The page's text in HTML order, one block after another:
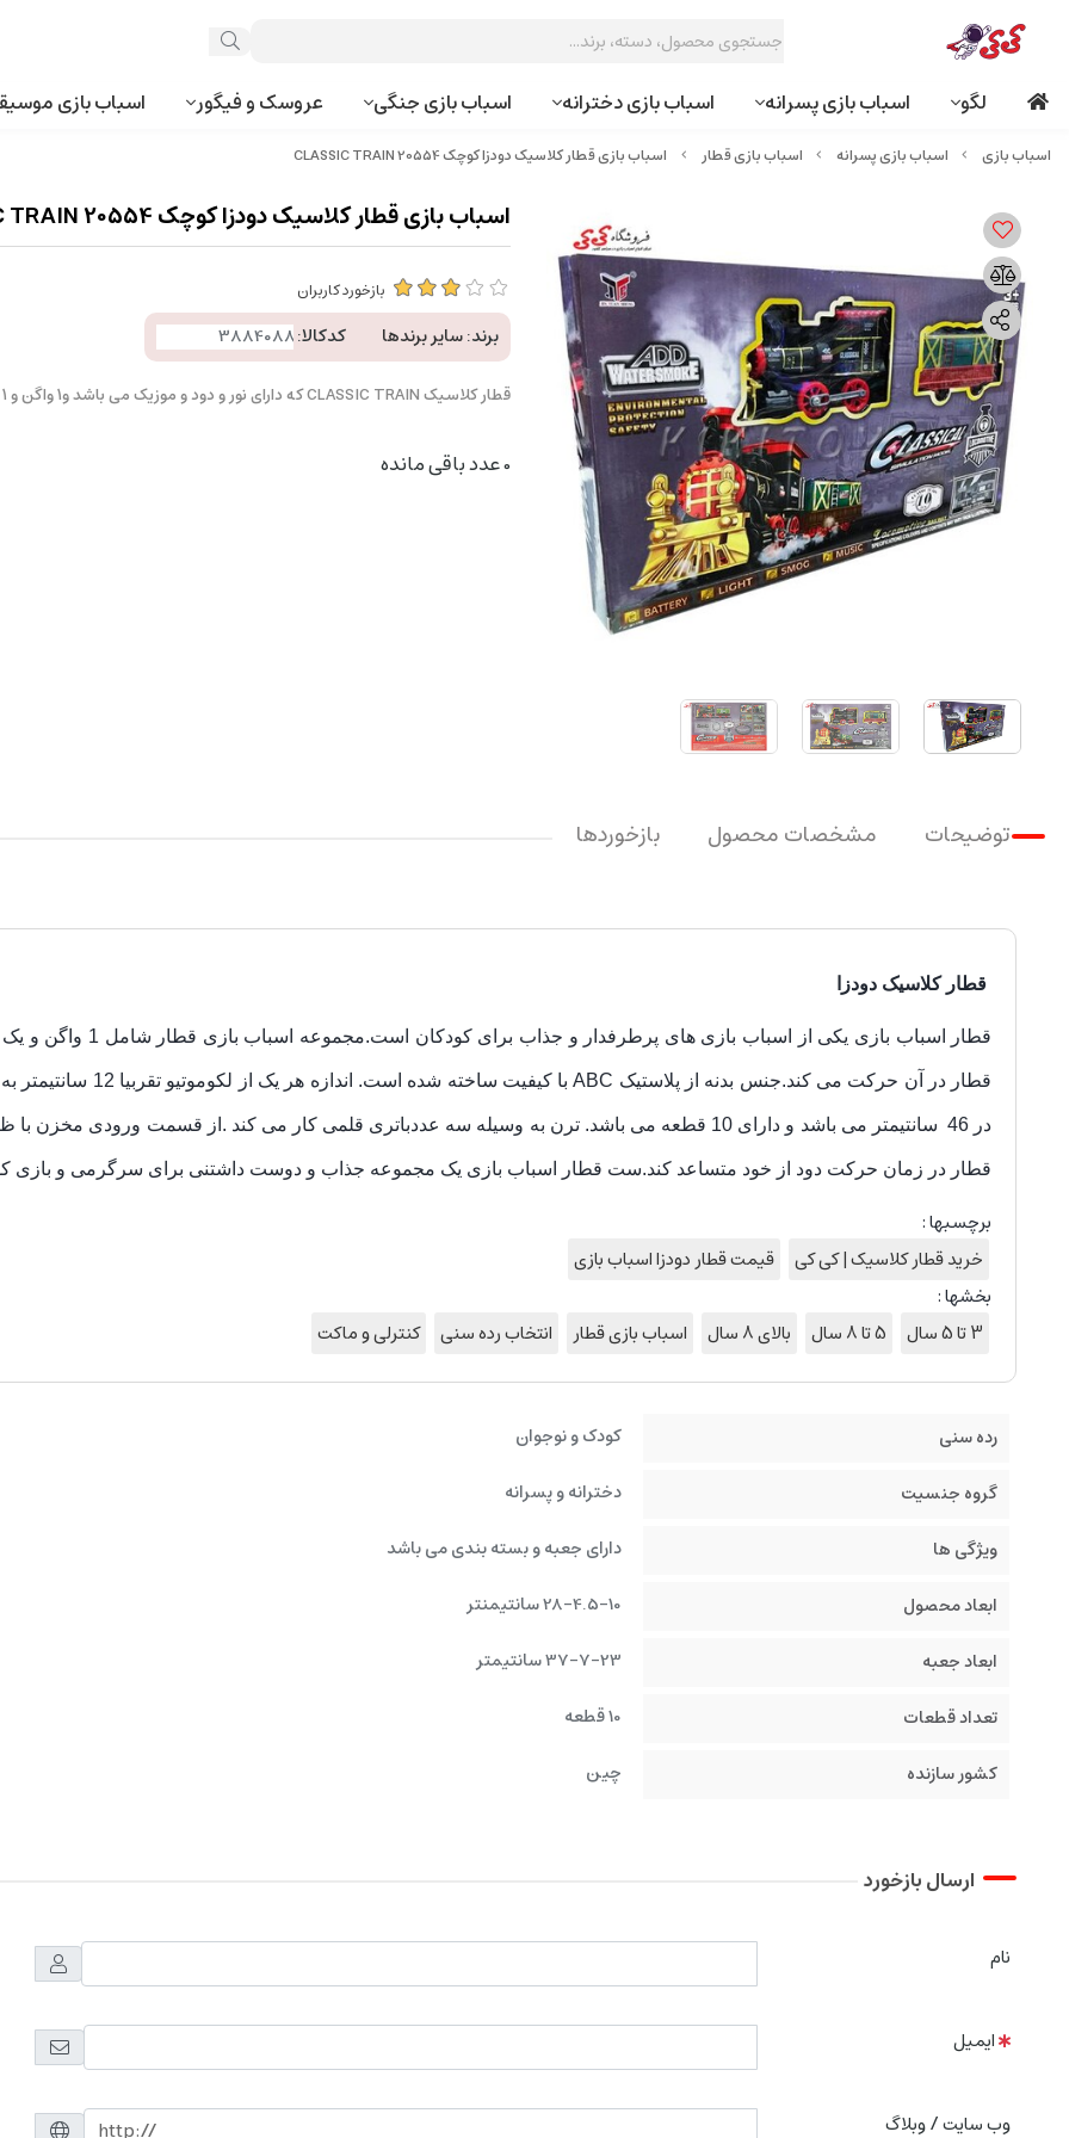
لگو اسباب بازی پسرانه اسباب بازی دخترانه اسباب بازی جنگی عروسک و فیگور اسباب بازی
اسباب بازی پسرانه اسباب بازی قطار اسباب بازی قطار کلاسیک دودزا کوچک CLASSIC TRAIN 20554
اسباب بازی قطار کلاسیک دودزا کوچک CLASSIC TRAIN 20554
بازخورد کاربران
برند:سایر برندها کدکالا:
قطار کلاسیک CLASSIC TRAIN که دارای نور و دود و موزیک می باشد و1 واگن و 1 لکوموتیو دارد.
0عدد باقی مانده
توضیحات مشخصات محصول بازخوردها
قطار کلاسیک دودزا
قطار اسباب بازی یکی از
در 46 سانتیمتر می باشد و دارای 10 قطعه می باشد. ترن به وسیله سه عددباتری قلمی کار می کند . از قسمت ورودی مخزن با
قطار در زمان حرکت دود از خود متساعد کند.ست قطار اسباب بازی یک مجموعه جذاب و دوست داشتنی برای سرگرمی و بازی
برچسبها :
خرید قطار کلاسیک | کی کی
قیمت قطار دودزا اسباب بازی
بخشها :
3 تا 5 سال
5 تا 8 سال بالای 8 سال اسباب بازی قطار انتخاب رده سنی کنترلی و ماکت
رده سنی
کودک و نوجوان
گروه جنسیت
دخترانه و پسرانه
ویژگی ها
دارای جعبه و بسته بندی می باشد
ابعاد محصول
28-4.5-10 سانتیمنتر
ابعاد جعبه
37-7-23 سانتیمتر
تعداد قطعات
10 قطعه
کشور سازنده
چین
ارسال بازخورد
نام
ایمیل
وب سایت / وبلاگ